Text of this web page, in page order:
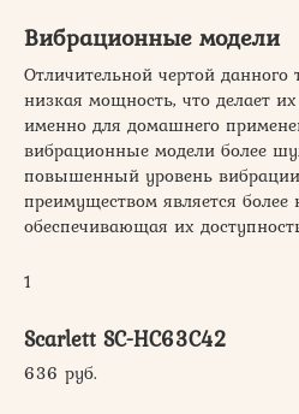
Вибрационные модели
Отличительной чертой данного
низкая мощность, что делает
именно для домашнего
вибрационные модели более
повышенный уровень
преимуществом является более
обеспечивающая их
1
Scarlett SC-HC63C42
636 руб.